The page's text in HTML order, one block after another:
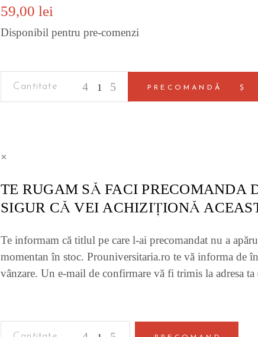
59,00 lei
Disponibil pentru pre-comenzi
9,
no.
quantity
ADAUGĂ ÎN COȘ
PRECOMANDĂ
×
TE RUGAM SĂ FACI PRECOMANDA
SIGUR CĂ VEI ACHIZIȚIONĂ
Te informam că titlul pe care l-ai precomandat nu a
momentan în stoc. Prouniversitaria.ro te vă informa de
vânzare. Un e-mail de confirmare vă fi trimis la adresa ta